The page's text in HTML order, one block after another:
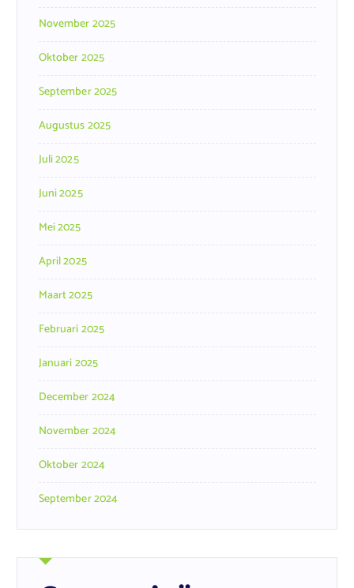
November 2025
Oktober 2025
September 2025
Augustus 2025
Juli 2025
Juni 2025
Mei 2025
April 2025
Maart 2025
Februari 2025
Januari 2025
December 2024
November 2024
Oktober 2024
September 2024